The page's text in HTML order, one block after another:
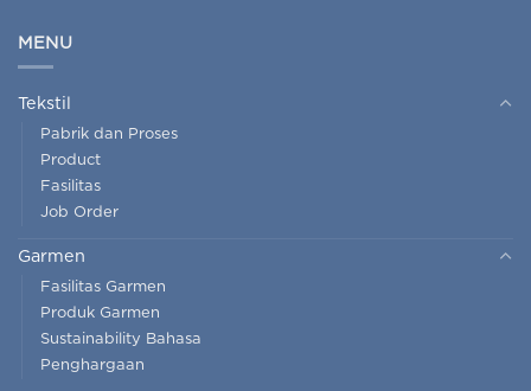
MENU
Tekstil
Pabrik dan Proses
Product
Fasilitas
Job Order
Garmen
Fasilitas Garmen
Produk Garmen
Sustainability Bahasa
Penghargaan